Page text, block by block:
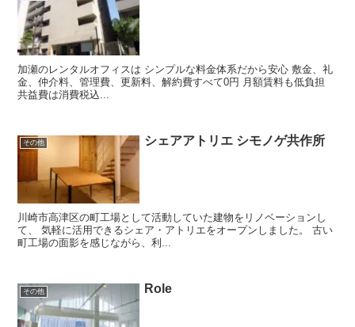
加瀬のレンタルオフィスは シンプルな料金体系だから安心 敷金、礼
金、仲介料、管理費、更新料、解約費すべて0円 月額賃料も低負担
共益費は消費税込...
その他 シェアアトリエ シモノゲ共作所
川崎市高津区の町工場として活動していた建物をリノベーションし
て、 気軽に活用できるシェア・アトリエをオープンしました。 古い
町工場の面影を感じながら、利...
その他 Role